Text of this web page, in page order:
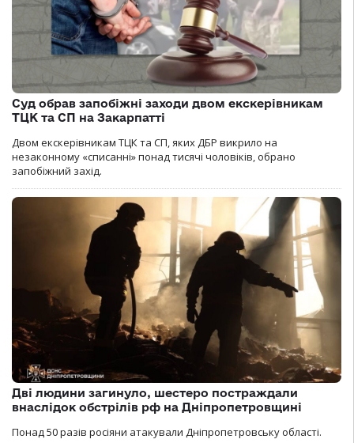
Суд обрав запобіжні заходи двом екскерівникам
ТЦК та СП на Закарпатті
Двом екскерівникам ТЦК та СП, яких ДБР викрило на
незаконному «списанні» понад тисячі чоловіків, обрано
запобіжний захід.
Дві людини загинуло, шестеро постраждали
внаслідок обстрілів рф на Дніпропетровщині
Понад 50 разів росіяни атакували Дніпропетровську області.